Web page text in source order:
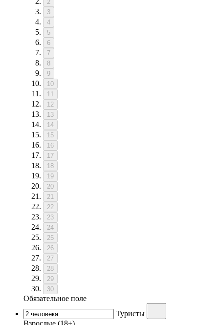
2
3
4
5
6
7
8
9
10
11
12
13
14
15
16
17
18
19
20
21
22
23
24
25
26
27
28
29
30
Обязательное поле
Туристы
Взрослые (18+)